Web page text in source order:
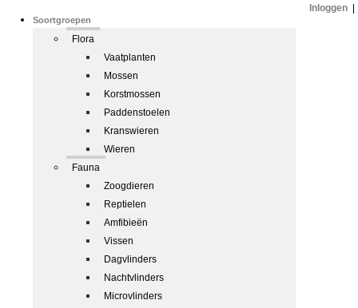
Soortgroepen
Flora
Vaatplanten
Mossen
Korstmossen
Paddenstoelen
Kranswieren
Wieren
Fauna
Zoogdieren
Reptielen
Amfibieën
Vissen
Dagvlinders
Nachtvlinders
Microvlinders
Inloggen